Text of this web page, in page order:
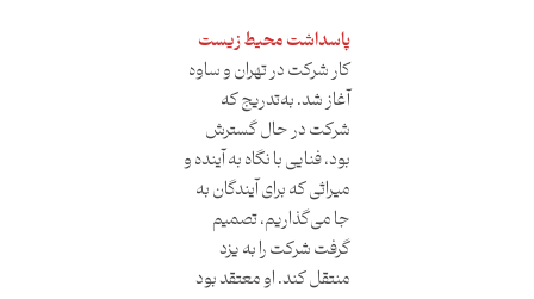
پاسداشت محیط ‌زیست
کار شرکت در تهران و ساوه
آغاز شد. به‌تدریج که
شرکت در حال گسترش
بود، فنایی با نگاه به آینده و
میراثی که برای آیندگان به
جا می‌گذاریم، تصمیم
گرفت شرکت را به یزد
منتقل کند. او معتقد بود